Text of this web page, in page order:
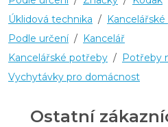
Úklidová technika /
Podle určení / Kancelář
Kancelářské potřeby / Potřeby
Vychytávky pro domácnost
Ostatní